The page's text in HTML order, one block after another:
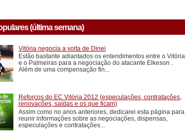
(última semana)
Vitória negocia a volta de Dinei
Estão bastante adiantados os entendimentos entre o Vitória
e o Palmeiras para a negociação do atacante Elkeson .
Além de uma compensação fin...
Reforços do EC Vitória 2012 (especulações, contratações,
renovações, saídas e os que ficam)
Assim como no anos anteriores, dedicarei esta página para
reunir informações sobre as negociações, dispensas,
especulações e contratações...